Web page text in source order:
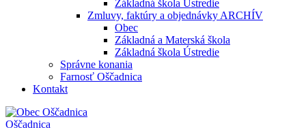
Základná škola Ústredie
Zmluvy, faktúry a objednávky ARCHÍV
Obec
Základná a Materská škola
Základná škola Ústredie
Správne konania
Farnosť Oščadnica
Kontakt
Oščadnica